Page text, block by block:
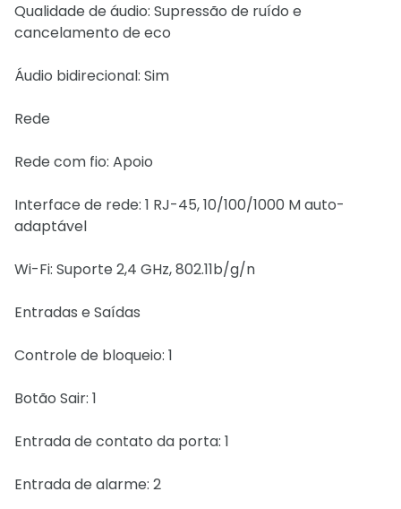
Qualidade de áudio: Supressão de ruído e
cancelamento de eco
Áudio bidirecional: Sim
Rede
Rede com fio: Apoio
Interface de rede: 1 RJ-45, 10/100/1000 M auto-
adaptável
Wi-Fi: Suporte 2,4 GHz, 802.11b/g/n
Entradas e Saídas
Controle de bloqueio: 1
Botão Sair: 1
Entrada de contato da porta: 1
Entrada de alarme: 2